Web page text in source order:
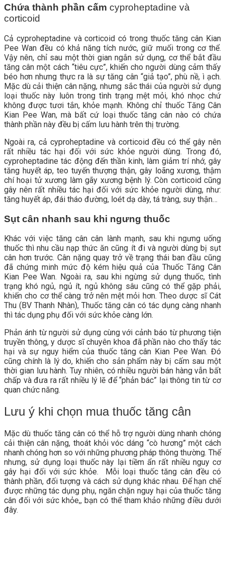
Chứa thành phần cấm cyproheptadine và
corticoid
Cả cyproheptadine và corticoid có trong thuốc tăng cân Kian
Pee Wan đều có khả năng tích nước, giữ muối trong cơ thể.
Vậy nên, chỉ sau một thời gian ngắn sử dụng, cơ thể bắt đầu
tăng cân một cách “tiêu cực”, khiến cho người dùng cảm thấy
béo hơn nhưng thực ra là sự tăng cân “giả tạo”, phù nề, ì ạch.
Mặc dù cải thiện cân nặng, nhưng sắc thái của người sử dụng
loại thuốc này luôn trong tình trạng mệt mỏi, khó nhọc chứ
không được tươi tắn, khỏe mạnh. Không chỉ thuốc Tăng Cân
Kian Pee Wan, mà bất cứ loại thuốc tăng cân nào có chứa
thành phần này đều bị cấm lưu hành trên thị trường.
Ngoài ra, cả cyproheptadine và corticoid đều có thể gây nên
rất nhiều tác hại đối với sức khỏe người dùng. Trong đó,
cyproheptadine tác động đến thần kinh, làm giảm trí nhớ, gây
tăng huyết áp, teo tuyến thượng thận, gây loãng xương, thậm
chí hoại tử xương làm gãy xương bệnh lý. Còn corticoid cũng
gây nên rất nhiều tác hại đối với sức khỏe người dùng, như:
tăng huyết áp, đái tháo đường, loét dạ dày, tá tràng, suy thận…
Sụt cân nhanh sau khi ngưng thuốc
Khác với việc tăng cân cân lành mạnh, sau khi ngưng uống
thuốc thì nhu cầu nạp thức ăn cũng ít đi và người dùng bị sụt
cân hơn trước. Cân nặng quay trở về trạng thái ban đầu cũng
đã chứng minh mức độ kém hiệu quả của Thuốc Tăng Cân
Kian Pee Wan. Ngoài ra, sau khi ngừng sử dụng thuốc, tình
trạng khó ngủ, ngủ ít, ngủ không sâu cũng có thể gặp phải,
khiến cho cơ thể càng trở nên mệt mỏi hơn. Theo dược sĩ Cát
Thu (BV Thanh Nhàn), Thuốc tăng cân có tác dụng càng nhanh
thì tác dụng phụ đối với sức khỏe càng lớn.
Phản ánh từ người sử dụng cùng với cảnh báo từ phương tiện
truyền thông, y dược sĩ chuyên khoa đã phần nào cho thấy tác
hại và sự nguy hiểm của thuốc tăng cân Kian Pee Wan. Đó
cũng chính là lý do, khiến cho sản phẩm này bị cấm sau một
thời gian lưu hành. Tuy nhiên, có nhiều người bán hàng vẫn bất
chấp và đưa ra rất nhiều lý lẽ để “phản bác” lại thông tin từ cơ
quan chức năng.
Lưu ý khi chọn mua thuốc tăng cân
Mặc dù thuốc tăng cân có thể hỗ trợ người dùng nhanh chóng
cải thiện cân nặng, thoát khỏi vóc dáng “cò hương” một cách
nhanh chóng hơn so với những phương pháp thông thường. Thế
nhưng, sử dụng loại thuốc này lại tiềm ẩn rất nhiều nguy cơ
gây hại đối với sức khỏe.
Mỗi loại thuốc tăng cân đều có
thành phần, đối tượng và cách sử dụng khác nhau. Để hạn chế
được những tác dụng phụ, ngăn chặn nguy hại của thuốc tăng
cân đối với sức khỏe,, bạn có thể tham khảo những điều dưới
đây.